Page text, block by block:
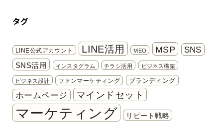
タグ
LINE公式アカウント LINE活用 MEO MSP SNS
SNS活用 インスタグラム チラシ活用 ビジネス構築
ビジネス設計 ファンマーケティング ブランディング
ホームページ マインドセット
マーケティング リピート戦略